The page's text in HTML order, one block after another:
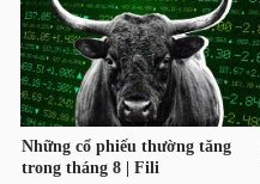
PHIẾU
CÔNG
CỤ